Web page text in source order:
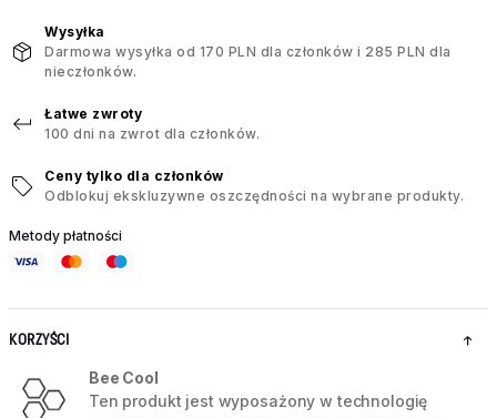
Wysyłka
Darmowa wysyłka od 170 PLN dla członków i 285 PLN dla
nieczłonków.
Łatwe zwroty
100 dni na zwrot dla członków.
Ceny tylko dla członków
Odblokuj ekskluzywne oszczędności na wybrane produkty.
Metody płatności
KORZYŚCI
Bee Cool
Ten produkt jest wyposażony w technologię